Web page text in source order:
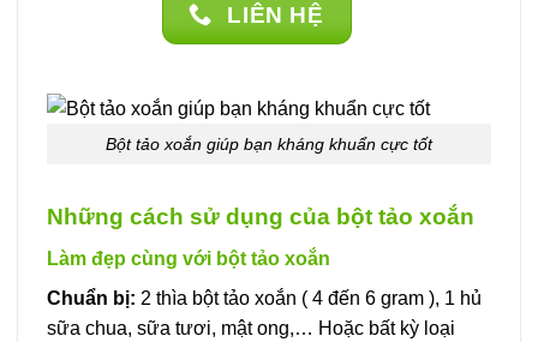
LIÊN HỆ
Bột tảo xoắn giúp bạn kháng khuẩn cực tốt
Những cách sử dụng của bột tảo xoắn
Làm đẹp cùng với bột tảo xoắn
Chuẩn bị: 2 thìa bột tảo xoắn ( 4 đến 6 gram ), 1 hủ
sữa chua, sữa tươi, mật ong,… Hoặc bất kỳ loại